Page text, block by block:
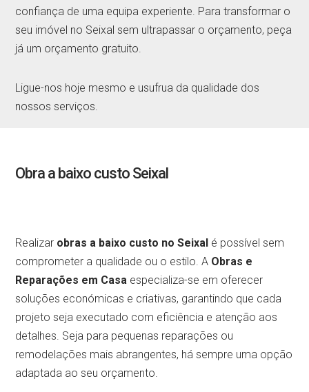
confiança de uma equipa experiente. Para transformar o
seu imóvel no Seixal sem ultrapassar o orçamento, peça
já um orçamento gratuito.
Ligue-nos hoje mesmo e usufrua da qualidade dos
nossos serviços.
Obra a baixo custo Seixal
Realizar obras a baixo custo no Seixal é possível sem
comprometer a qualidade ou o estilo. A Obras e
Reparações em Casa especializa-se em oferecer
soluções económicas e criativas, garantindo que cada
projeto seja executado com eficiência e atenção aos
detalhes. Seja para pequenas reparações ou
remodelações mais abrangentes, há sempre uma opção
adaptada ao seu orçamento.